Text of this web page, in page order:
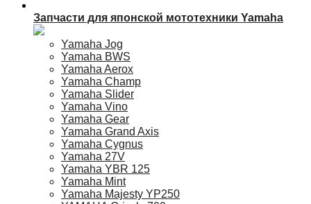
Запчасти для японской мототехники Yamaha
Yamaha Jog
Yamaha BWS
Yamaha Aerox
Yamaha Champ
Yamaha Slider
Yamaha Vino
Yamaha Gear
Yamaha Grand Axis
Yamaha Cygnus
Yamaha 27V
Yamaha YBR 125
Yamaha Mint
Yamaha Majesty YP250